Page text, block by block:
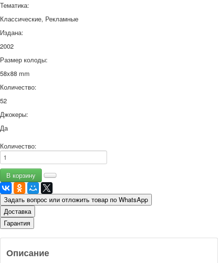
Тематика:
Классические, Рекламные
Издана:
2002
Размер колоды:
58x88 mm
Количество:
52
Джокеры:
Да
Количество:
Задать вопрос или отложить товар по WhatsApp
Доставка
Гарантия
Описание